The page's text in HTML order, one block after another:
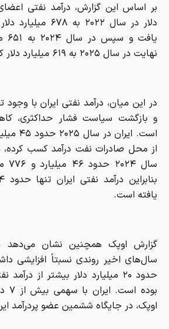
نهایت در سال ۲۰۲۵ به ۶۱۹ میلیارد دلار کاهش پیدا کرد.
در این میان، درآمد نفتی ایران با وجود
و بازگشت سیاست فشار حداکثری،
از محل صادرات نفت درآمد کسب کرده،
یافته است.
گزارش اوپک همچنین نشان می‌دهد
اوپک، در جایگاه ششمین عضو پردرآمد